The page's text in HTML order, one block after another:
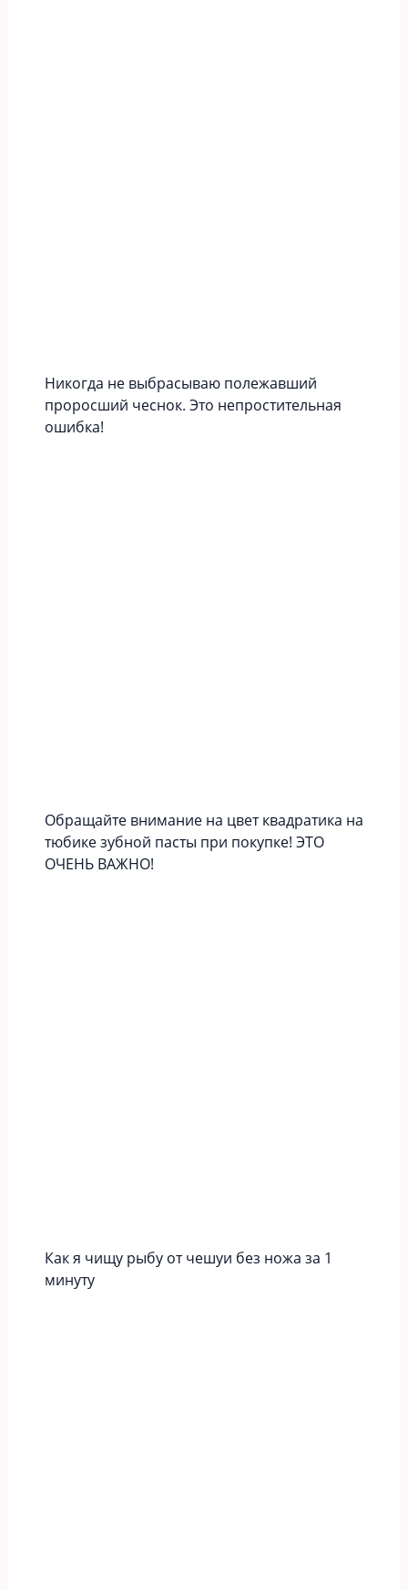
Никогда не выбрасываю полежавший
проросший чеснок. Это непростительная
ошибка!
Обращайте внимание на цвет квадратика на
тюбике зубной пасты при покупке! ЭТО
ОЧЕНЬ ВАЖНО!
Как я чищу рыбу от чешуи без ножа за 1
минуту